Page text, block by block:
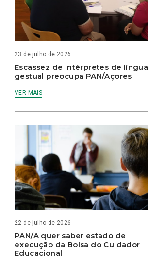
23 de julho de 2026
Escassez de intérpretes de língua
gestual preocupa PAN/Açores
VER MAIS
22 de julho de 2026
PAN/A quer saber estado de
execução da Bolsa do Cuidador
Educacional